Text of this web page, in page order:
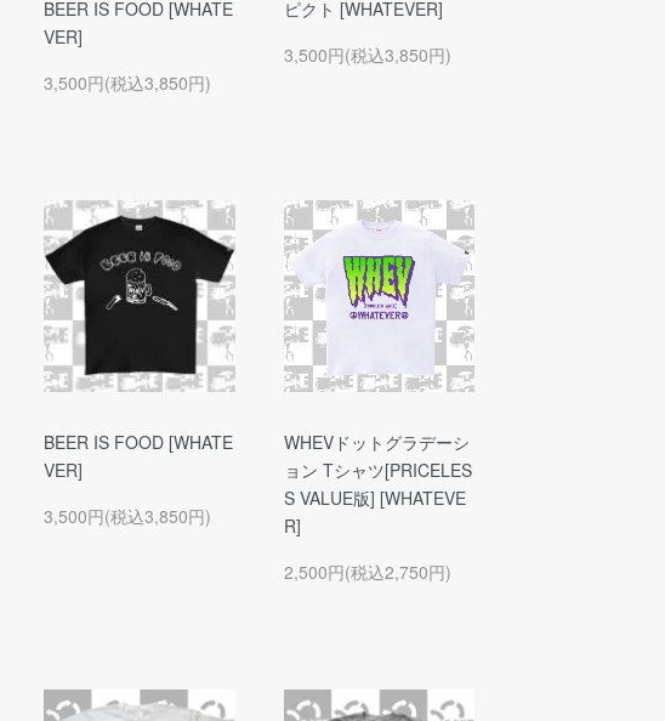
BEER IS FOOD [WHATE
VER]
3,500円(税込3,850円)
ピクト [WHATEVER]
3,500円(税込3,850円)
BEER IS FOOD [WHATE
VER]
3,500円(税込3,850円)
WHEVドットグラデーシ
ョン Tシャツ[PRICELES
S VALUE版] [WHATEVE
R]
2,500円(税込2,750円)